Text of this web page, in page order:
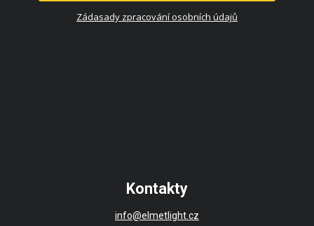
Zádasady zpracování osobních údajů
Kontakty
info@elmetlight.cz